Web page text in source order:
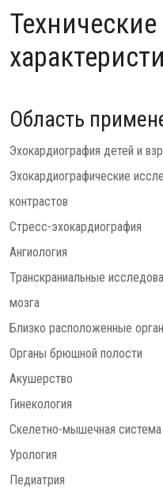
Технические
Область
Эхокардиография детей и
Эхокардиографические
контрастов
Стресс-эхокардиография
Ангиология
Транскраниальные
мозга
Близко расположенные
Органы брюшной полости
Акушерство
Гинекология
Скелетно-мышечная система
Урология
Педиатрия